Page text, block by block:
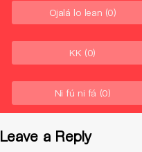
Ojalá lo lean (0)
KK (0)
Ni fú ni fá (0)
Leave a Reply